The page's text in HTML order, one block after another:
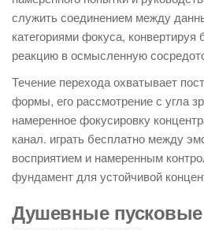
служить соединением между
категориями фокуса,
реакцию в осмысленную
Течение перехода охватывает
формы, его рассмотрение с угла
намеренное фокусировку
канал. играть бесплатно между
восприятием и намеренным
фундамент для устойчивой
Душевные